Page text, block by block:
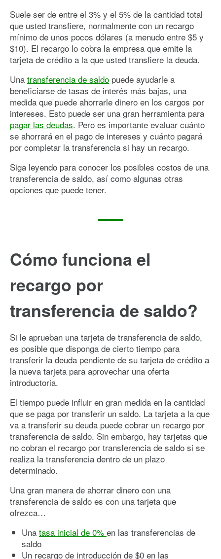
Suele ser de entre el 3% y el 5% de la cantidad total
que usted transfiere, normalmente con un recargo
mínimo de unos pocos dólares (a menudo entre $5 y
$10). El recargo lo cobra la empresa que emite la
tarjeta de crédito a la que usted transfiere la deuda.
Una transferencia de saldo puede ayudarle a
beneficiarse de tasas de interés más bajas, una
medida que puede ahorrarle dinero en los cargos por
intereses. Esto puede ser una gran herramienta para
pagar las deudas. Pero es importante evaluar cuánto
se ahorrará en el pago de intereses y cuánto pagará
por completar la transferencia si hay un recargo.
Siga leyendo para conocer los posibles costos de una
transferencia de saldo, así como algunas otras
opciones que puede tener.
Cómo funciona el
recargo por
transferencia de saldo?
Si le aprueban una tarjeta de transferencia de saldo,
es posible que disponga de cierto tiempo para
transferir la deuda pendiente de su tarjeta de crédito a
la nueva tarjeta para aprovechar una oferta
introductoria.
El tiempo puede influir en gran medida en la cantidad
que se paga por transferir un saldo. La tarjeta a la que
va a transferir su deuda puede cobrar un recargo por
transferencia de saldo. Sin embargo, hay tarjetas que
no cobran el recargo por transferencia de saldo si se
realiza la transferencia dentro de un plazo
determinado.
Una gran manera de ahorrar dinero con una
transferencia de saldo es con una tarjeta que
ofrezca…
Una tasa inicial de 0% en las transferencias de
saldo
Un recargo de introducción de $0 en las